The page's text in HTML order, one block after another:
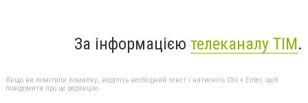
За інформацією телеканалу ТІМ.
Якщо ви помітили помилку, виділіть необхідний текст і натисніть Ctrl + Enter, щоб
повідомити про це редакцію